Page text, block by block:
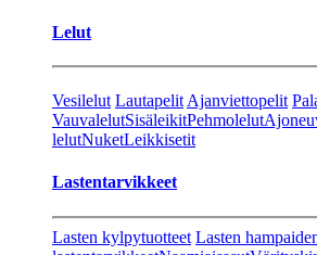
Lelut
Vesilelut Lautapelit Ajanviettopelit
VauvalelutSisäleikitPehmolelut
lelutNuketLeikkisetit
Lastentarvikkeet
Lasten kylpytuotteet Lasten